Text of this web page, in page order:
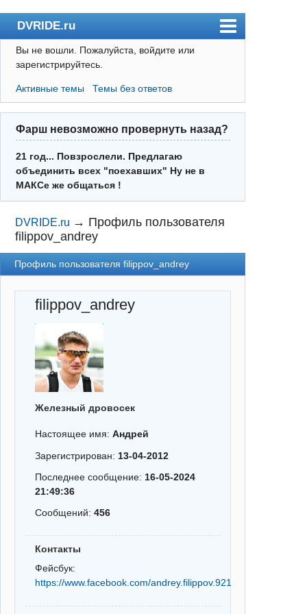
DVRIDE.ru
Форум
Пользователи
Правила
Поиск
Регистрация
Вход
Вы не вошли. Пожалуйста, войдите или
зарегистрируйтесь.
Активные темы Темы без ответов
Фарш невозможно провернуть назад?
21 год... Повзрослели. Предлагаю
объединить всех "поехавших" Ну не в
МАКСе же общаться !
DVRIDE.ru → Профиль пользователя
filippov_andrey
Профиль пользователя filippov_andrey
filippov_andrey
Железный дровосек
Настоящее имя:Андрей
Зарегистрирован: 13-04-2012
Последнее сообщение: 16-05-2024
21:49:36
Сообщений:456
Контакты
Фейсбук:
https://www.facebook.com/andrey.filippov.921